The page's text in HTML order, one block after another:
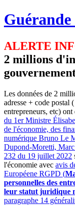
Guérande
ALERTE
2 millions
Les données de 2
adresse + code postal
entrepreneurs, etc)
du 1er Ministre
de l'économie, des
numérique Bruno Le
Dupond-Moretti, Marc
232 du 19 juillet 2022
l'économie avec avis
Européene RGPD (
personnelles des
leur statut juridique
paragraphe 14